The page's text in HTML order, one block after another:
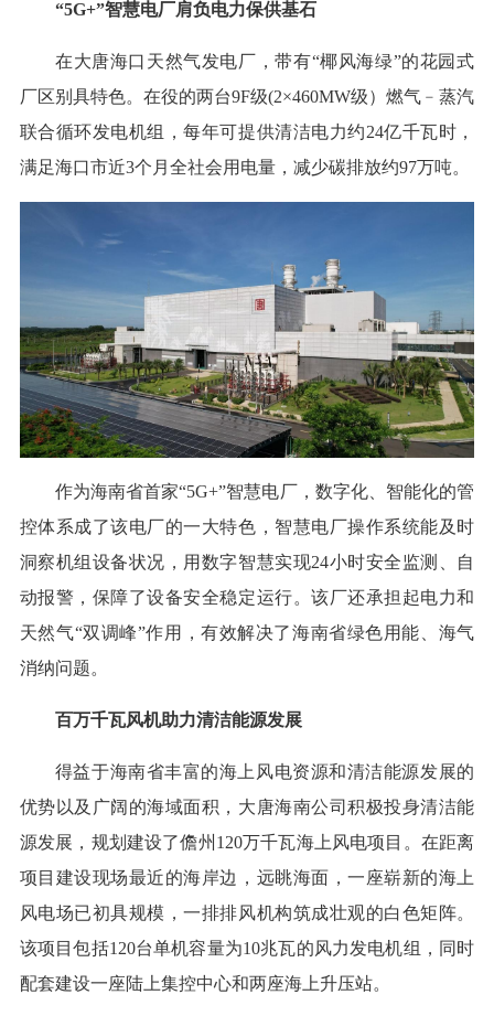
“5G+”智慧电厂肩负电力保供基石
在大唐海口天然气发电厂，带有“椰风海绿”的花园式
厂区别具特色。在役的两台9F级(2×460MW级）燃气﹣蒸汽
联合循环发电机组，每年可提供清洁电力约24亿千瓦时，
满足海口市近3个月全社会用电量，减少碳排放约97万吨。
作为海南省首家“5G+”智慧电厂，数字化、智能化的管
控体系成了该电厂的一大特色，智慧电厂操作系统能及时
洞察机组设备状况，用数字智慧实现24小时安全监测、自
动报警，保障了设备安全稳定运行。该厂还承担起电力和
天然气“双调峰”作用，有效解决了海南省绿色用能、海气
消纳问题。
百万千瓦风机助力清洁能源发展
得益于海南省丰富的海上风电资源和清洁能源发展的
优势以及广阔的海域面积，大唐海南公司积极投身清洁能
源发展，规划建设了儋州120万千瓦海上风电项目。在距离
项目建设现场最近的海岸边，远眺海面，一座崭新的海上
风电场已初具规模，一排排风机构筑成壮观的白色矩阵。
该项目包括120台单机容量为10兆瓦的风力发电机组，同时
配套建设一座陆上集控中心和两座海上升压站。